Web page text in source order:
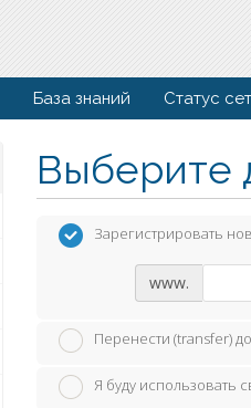
База знаний Статус
Выберите
Зарегистрировать
www.
Перенести (transfer)
Я буду использовать